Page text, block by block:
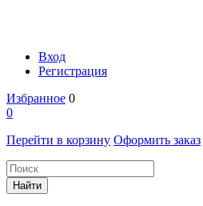
Вход
Регистрация
Избранное 0
0
Перейти в корзину Оформить заказ